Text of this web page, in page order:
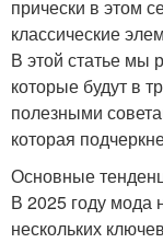
прически в этом
классические
В этой статье мы
которые будут в
полезными
которая
Основные
В 2025 году мода
нескольких